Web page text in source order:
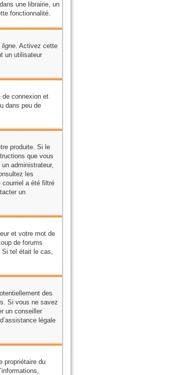
une librairie, un
fonctionnalité.
ligne. Activez cette
un utilisateur
de connexion et
dans peu de
produite. Si le
que vous
administrateur,
les
courriel a été filtré
un
et votre mot de
de forums
Si tel était le cas,
des
Si vous ne savez
un conseiller
légale
propriétaire du